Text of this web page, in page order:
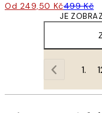
Od 249,50 Kč499 Kč
JE
1